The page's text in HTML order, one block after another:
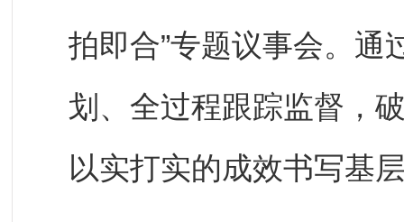
拍即合”专题议事会。通
划、全过程跟踪监督，
以实打实的成效书写基